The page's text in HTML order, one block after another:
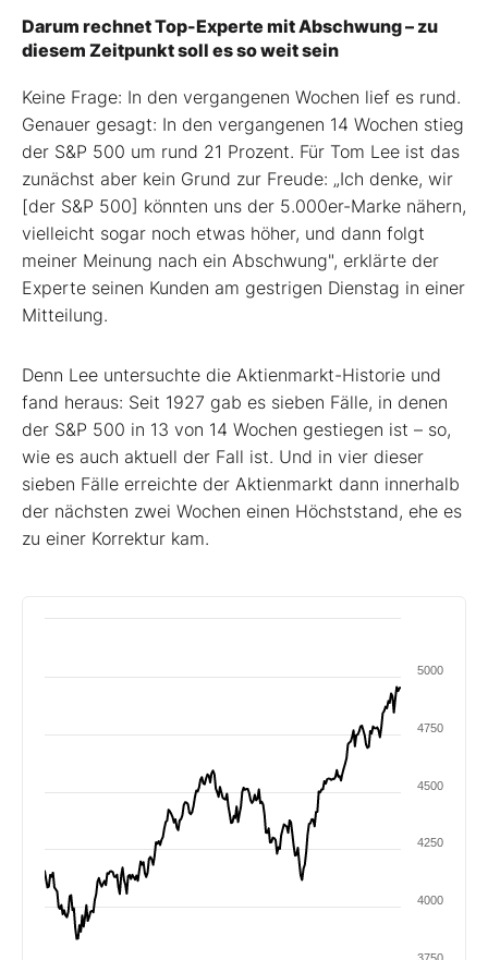
Darum rechnet Top-Experte mit Abschwung – zu
diesem Zeitpunkt soll es so weit sein
Keine Frage: In den vergangenen Wochen lief es rund.
Genauer gesagt: In den vergangenen 14 Wochen stieg
der S&P 500 um rund 21 Prozent. Für Tom Lee ist das
zunächst aber kein Grund zur Freude: „Ich denke, wir
[der S&P 500] könnten uns der 5.000er-Marke nähern,
vielleicht sogar noch etwas höher, und dann folgt
meiner Meinung nach ein Abschwung", erklärte der
Experte seinen Kunden am gestrigen Dienstag in einer
Mitteilung.
Denn Lee untersuchte die Aktienmarkt-Historie und
fand heraus: Seit 1927 gab es sieben Fälle, in denen
der S&P 500 in 13 von 14 Wochen gestiegen ist – so,
wie es auch aktuell der Fall ist. Und in vier dieser
sieben Fälle erreichte der Aktienmarkt dann innerhalb
der nächsten zwei Wochen einen Höchststand, ehe es
zu einer Korrektur kam.
3750
4000
4250
4500
4750
5000